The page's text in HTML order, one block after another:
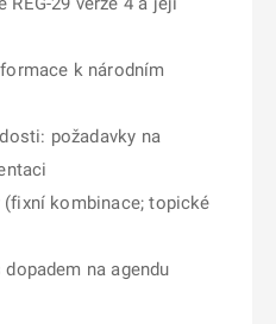
k národním
požadavky na
kombinace; topické
na agendu